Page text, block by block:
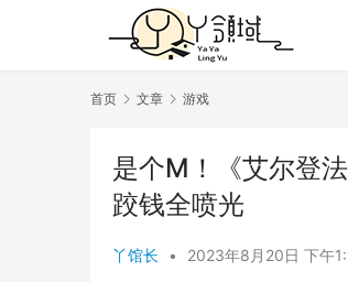
首页 文章 游戏
是个M！《艾尔登
跤钱全喷光
丫馆长 • 2023年8月20日 下午